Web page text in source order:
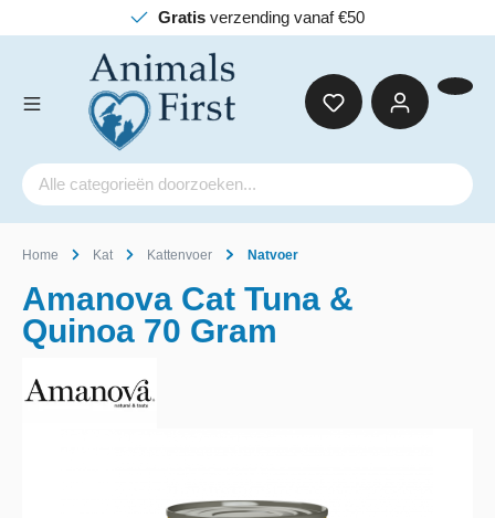
Gratisverzending vanaf €50
Home Kat Kattenvoer Natvoer
Amanova Cat Tuna &
Quinoa 70 Gram